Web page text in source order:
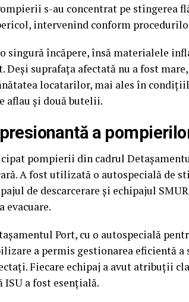
s-au concentrat pe stingerea
intervenind conform
singură încăpere, însă materialele
suprafaţa afectată nu a fost
locatarilor, mai ales în
aflau și două butelii.
a
pompierii din cadrul
A fost utilizată o autospecială de
de descarcerare și echipajul
evacuare.
Port, cu o autospecială
a permis gestionarea eficientă
Fiecare echipaj a avut atribuţii
ISU a fost esenţială.